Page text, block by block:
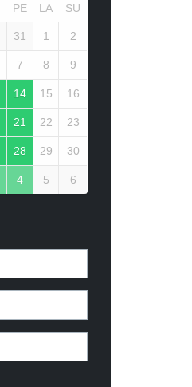
PE LA SU
31 1 2
7 8 9
14 15 16
21 22 23
28 29 30
4 5 6